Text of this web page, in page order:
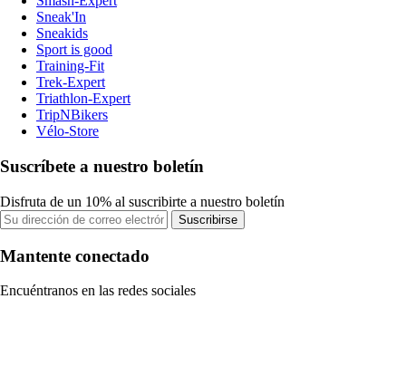
Sneak'In
Sneakids
Sport is good
Training-Fit
Trek-Expert
Triathlon-Expert
TripNBikers
Vélo-Store
Suscríbete a nuestro boletín
Disfruta de un 10% al suscribirte a nuestro boletín
Suscribirse
Mantente conectado
Encuéntranos en las redes sociales